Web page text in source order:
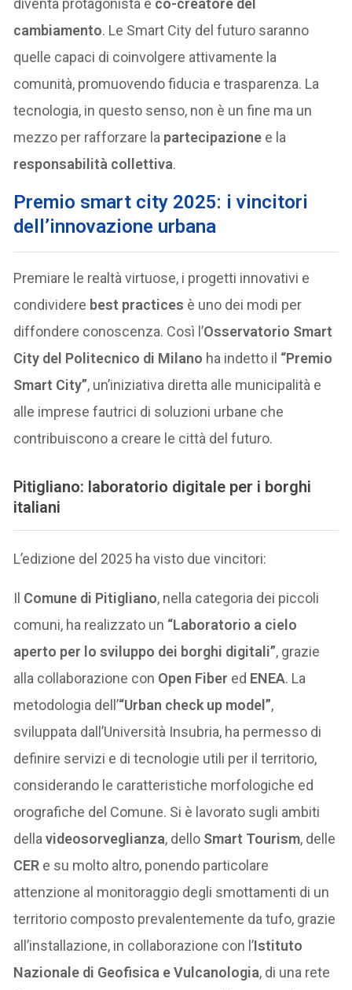
cambiamento. Le Smart City del futuro saranno
quelle capaci di coinvolgere attivamente la
comunità, promuovendo fiducia e trasparenza. La
tecnologia, in questo senso, non è un fine ma un
mezzo per rafforzare la partecipazione e la
responsabilità collettiva.
Premio smart city 2025: i vincitori
dell’innovazione urbana
Premiare le realtà virtuose, i progetti innovativi e
condividere best practices è uno dei modi per
diffondere conoscenza. Così l’Osservatorio Smart
City del Politecnico di Milano ha indetto il “Premio
Smart City”, un’iniziativa diretta alle municipalità e
alle imprese fautrici di soluzioni urbane che
contribuiscono a creare le città del futuro.
Pitigliano: laboratorio digitale per i borghi
italiani
L’edizione del 2025 ha visto due vincitori:
Il Comune di Pitigliano, nella categoria dei piccoli
comuni, ha realizzato un “Laboratorio a cielo
aperto per lo sviluppo dei borghi digitali”, grazie
alla collaborazione con Open Fiber ed ENEA. La
metodologia dell’“Urban check up model”,
sviluppata dall’Università Insubria, ha permesso di
definire servizi e di tecnologie utili per il territorio,
considerando le caratteristiche morfologiche ed
orografiche del Comune. Si è lavorato sugli ambiti
dellavideosorveglianza, dello Smart Tourism, delle
CER e su molto altro, ponendo particolare
attenzione al monitoraggio degli smottamenti di un
territorio composto prevalentemente da tufo, grazie
all’installazione, in collaborazione con l’Istituto
Nazionale di Geofisica e Vulcanologia, di una rete